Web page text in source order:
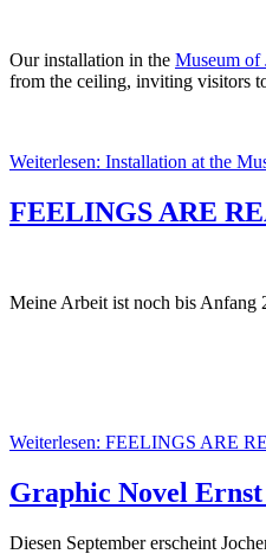
Our installation in the Museum of
from the ceiling, inviting visitors
Weiterlesen: Installation at the
FEELINGS ARE
Meine Arbeit ist noch bis Anfang
Weiterlesen: FEELINGS ARE
Graphic Novel
Diesen September erscheint